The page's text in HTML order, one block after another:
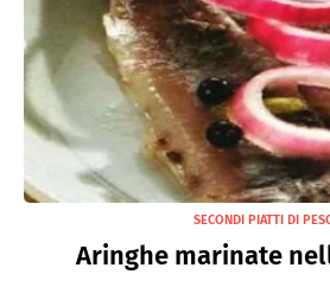
SECONDI PIATTI DI
Aringhe marinate